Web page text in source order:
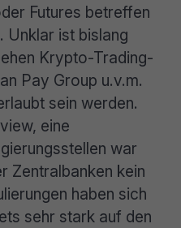
Futures betreffen
Unklar ist bislang
Krypto-Trading-
Pay Group u.v.m.
sein werden.
eine
war
Zentralbanken kein
haben sich
sehr stark auf den